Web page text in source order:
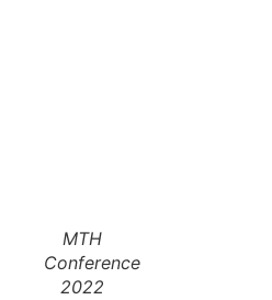
MTH
Conference
2022